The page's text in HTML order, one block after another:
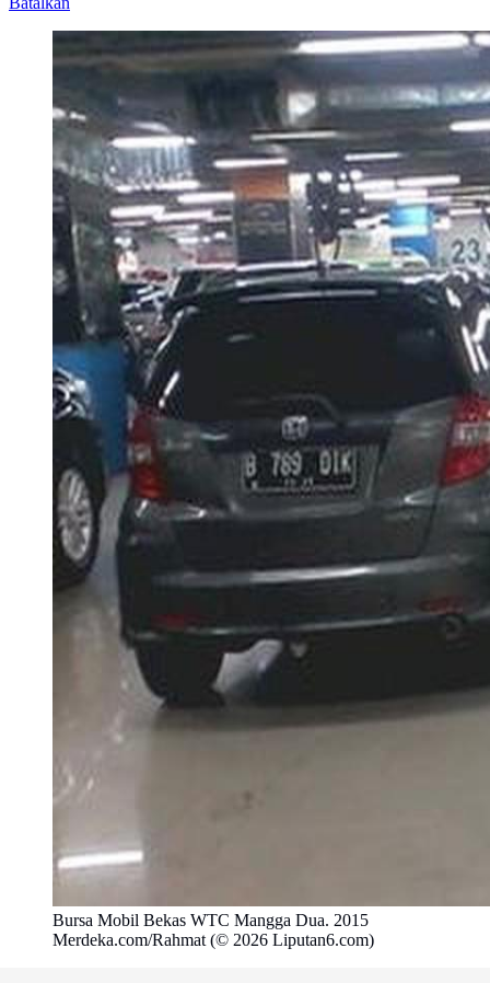
Bursa Mobil Bekas WTC Mangga Dua. 2015
Merdeka.com/Rahmat (© 2026 Liputan6.com)